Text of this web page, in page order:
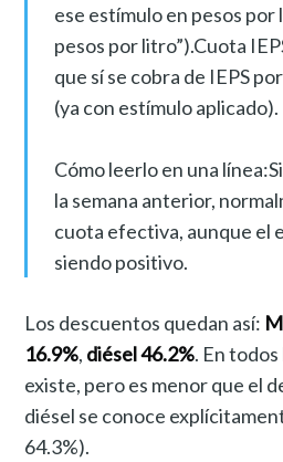
ese estímulo en pesos por
pesos por litro”).Cuota
que sí se cobra de IEPS
(ya con estímulo aplicado).
Cómo leerlo en una
la semana anterior,
cuota efectiva, aunque el
siendo positivo.
Los descuentos quedan así:
16.9%, diésel 46.2%. En
existe, pero es menor que el
diésel se conoce
64.3%).